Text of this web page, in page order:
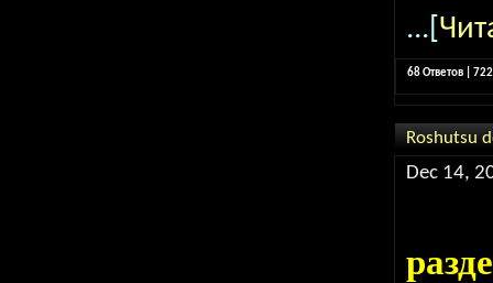
...[
68 Ответов |
Roshutsu
Dec 14,